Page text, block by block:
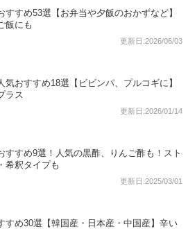
すすめ53選【お弁当や夕飯のおかずなど】
飯にも
更新日:2026/06/03
気おすすめ18選【ビビンパ、プルコギに】
ラス
更新日:2026/01/14
すすめ9選！人気の黒酢、りんご酢も！スト
希釈タイプも
更新日:2025/03/01
すめ30選【韓国産・日本産・中国産】辛い